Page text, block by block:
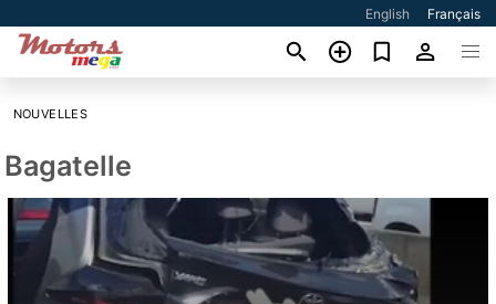
English Français
NOUVELLES
Bagatelle